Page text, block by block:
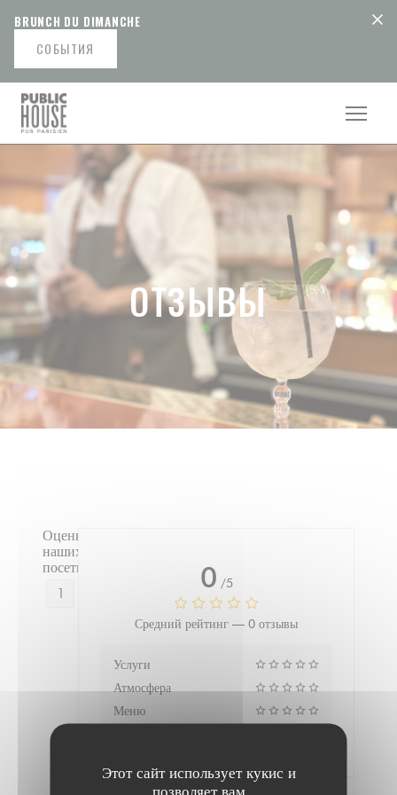
Этот сайт использует кукис и
позволяет вам
BRUNCH DU DIMANCHE
СОБЫТИЯ
ОТЗЫВЫ
Оценки
наших
посетителей
1
0 /5
Средний рейтинг — 0 отзывы
Услуги
Атмосфера
Меню